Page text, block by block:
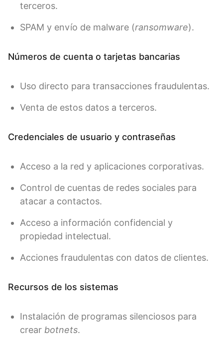
terceros.
SPAM y envío de malware (ransomware).
Números de cuenta o tarjetas bancarias
Uso directo para transacciones fraudulentas.
Venta de estos datos a terceros.
Credenciales de usuario y contraseñas
Acceso a la red y aplicaciones corporativas.
Control de cuentas de redes sociales para
atacar a contactos.
Acceso a información confidencial y
propiedad intelectual.
Acciones fraudulentas con datos de clientes.
Recursos de los sistemas
Instalación de programas silenciosos para
crear botnets.